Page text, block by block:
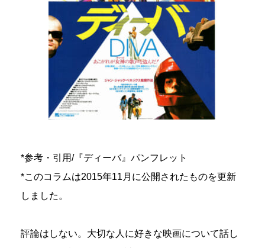
*参考・引用/『ディーバ』パンフレット
*このコラムは2015年11月に公開されたものを更新
しました。
評論はしない。大切な人に好きな映画について話し